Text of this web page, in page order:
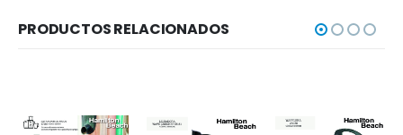
PRODUCTOS RELACIONADOS